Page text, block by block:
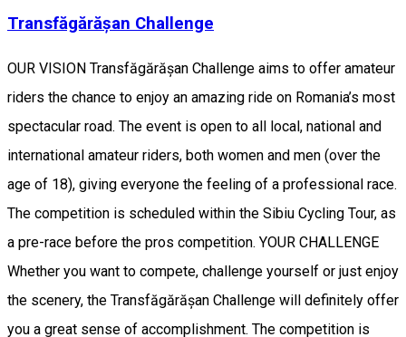
Transfăgărășan Challenge
OUR VISION Transfăgărășan Challenge aims to offer amateur
riders the chance to enjoy an amazing ride on Romania’s most
spectacular road. The event is open to all local, national and
international amateur riders, both women and men (over the
age of 18), giving everyone the feeling of a professional race.
The competition is scheduled within the Sibiu Cycling Tour, as
a pre-race before the pros competition. YOUR CHALLENGE
Whether you want to compete, challenge yourself or just enjoy
the scenery, the Transfăgărășan Challenge will definitely offer
you a great sense of accomplishment. The competition is